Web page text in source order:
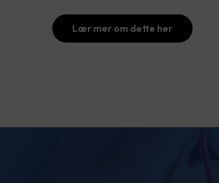
Lær mer om dette her